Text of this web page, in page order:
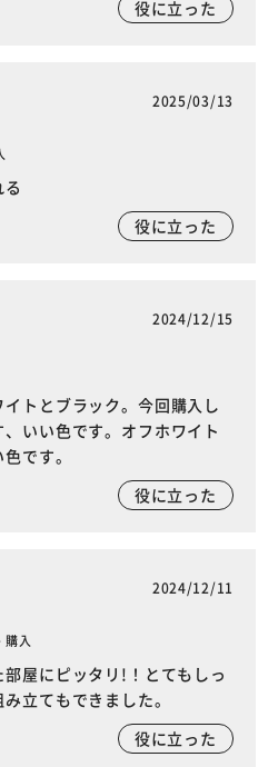
役に立った
2025/03/13
役に立った
2024/12/15
トとブラック。今回購入し
いい色です。オフホワイト
です。
役に立った
2024/12/11
購入
屋にピッタリ!！とてもしっ
立てもできました。
役に立った